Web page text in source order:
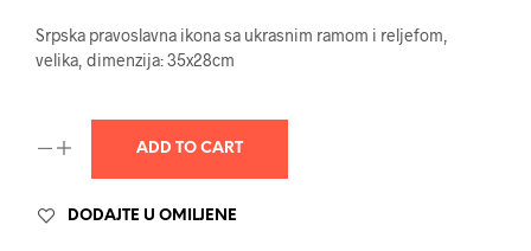
Srpska pravoslavna ikona sa ukrasnim ramom i reljefom,
velika, dimenzija: 35x28cm
ADD TO CART
DODAJTE U OMILJENE